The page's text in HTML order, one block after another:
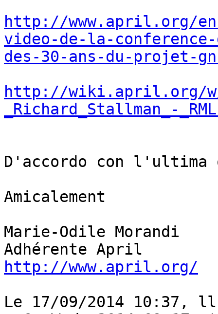
http://www.april.org/
video-de-la-
des-30-ans-du-projet-
http://wiki.april.org/w/
_Richard_Stallman_-
D'accordo con l'ultima
Amicalement
Marie-Odile Morandi
http://www.april.org/
Le 17/09/2014